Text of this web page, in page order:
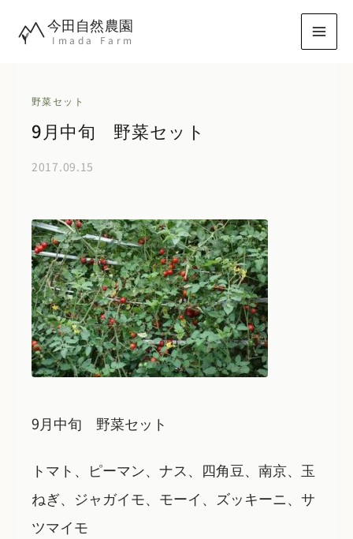
今田自然農園
Imada Farm
野菜セット
9月中旬 野菜セット
2017.09.15
9月中旬 野菜セット
トマト、ピーマン、ナス、四角豆、南京、玉
ねぎ、ジャガイモ、モーイ、ズッキーニ、サ
ツマイモ